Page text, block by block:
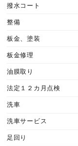
撥水コート
整備
板金、塗装
板金修理
油膜取り
法定１２カ月点検
洗車
洗車サービス
足回り